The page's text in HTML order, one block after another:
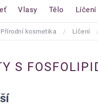
Vlasy Tělo Líčení
Přírodní kosmetika / Líčení
S